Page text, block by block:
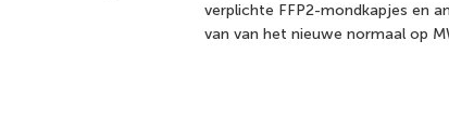
verplichte FFP2-mondkapjes en
van van het nieuwe normaal op